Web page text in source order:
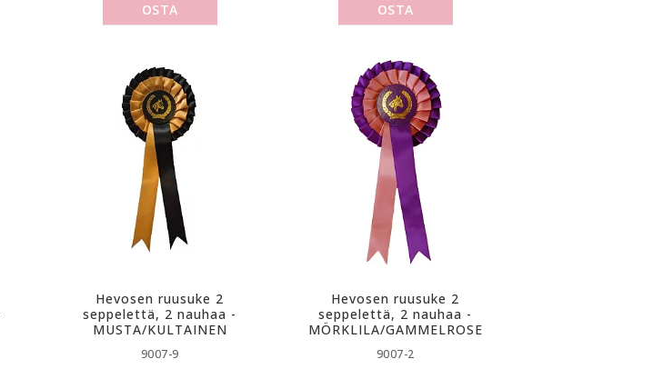
OSTA OSTA
Hevosen ruusuke 2
seppelettä, 2 nauhaa -
MUSTA/KULTAINEN
9007-9
Hevosen ruusuke 2
seppelettä, 2 nauhaa -
MÖRKLILA/GAMMELROSE
9007-2